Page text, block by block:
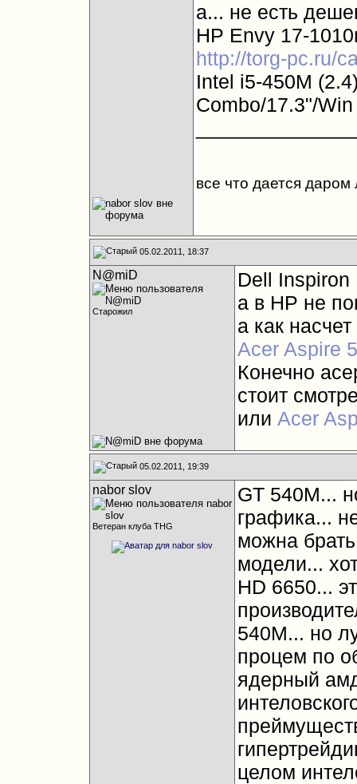
а... не есть
HP Envy 17-
http://torg-pc.ru/
Intel i5-450M
Combo/17.3"/
все что дается
05.02.2011, 18:37
N@miD
Старожил
Dell Inspiron
а в HP не
а как насчет
Acer Aspire
Конечно
стоит
или Acer
05.02.2011, 19:39
nabor slov
Ветеран клуба THG
GT 540M...
графика...
можна
модели...
HD 6650...
540М... но
процем по
ядерный
целом